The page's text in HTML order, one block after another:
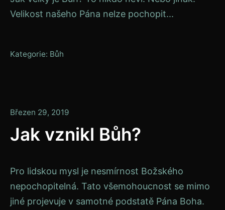
Velikost našeho Pána nelze pochopit...
Kategorie: Bůh
Březen 29, 2019
2019
Jak vznikl Bůh?
Pro lidskou mysl je nesmírnost Božského
nepochopitelná. Tato všemohoucnost se mimo
jiné projevuje v samotné podstatě Pána Boha.